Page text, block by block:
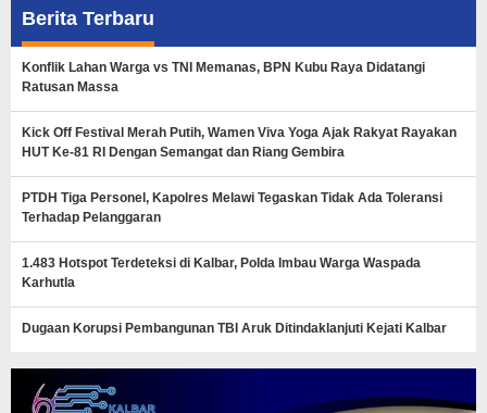
Berita Terbaru
Konflik Lahan Warga vs TNI Memanas, BPN Kubu Raya Didatangi
Ratusan Massa
Kick Off Festival Merah Putih, Wamen Viva Yoga Ajak Rakyat Rayakan
HUT Ke-81 RI Dengan Semangat dan Riang Gembira
PTDH Tiga Personel, Kapolres Melawi Tegaskan Tidak Ada Toleransi
Terhadap Pelanggaran
1.483 Hotspot Terdeteksi di Kalbar, Polda Imbau Warga Waspada
Karhutla
Dugaan Korupsi Pembangunan TBI Aruk Ditindaklanjuti Kejati Kalbar